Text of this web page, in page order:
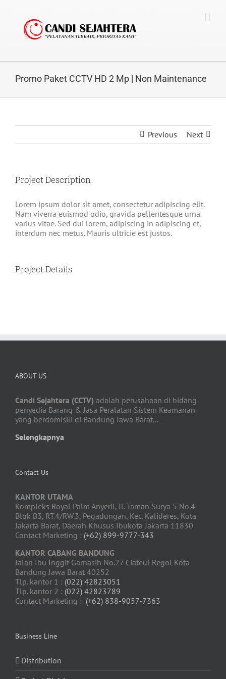
content
Promo Paket CCTV HD 2 Mp | Non Maintenance
Previous Next
Project Description
Lorem ipsum dolor sit amet, consectetur adipiscing elit.
Nam viverra euismod odio, gravida pellentesque urna
varius vitae. Sed dui lorem, adipiscing in adipiscing et,
interdum nec metus. Mauris ultricie est justos.
Project Details
ABOUT US
Candi Sejahtera (CCTV) adalah perusahaan di bidang
penyedia Barang & Jasa Peralatan Sistem Keamanan
yang berdomisili di Bandung Jawa Barat...
Selengkapnya
Contact Us
KANTOR UTAMA
Kompleks Royal Palm Anyeril, Jl. Taman Surya 5 No.4
Blok B3, RT.4/RW.3, Pegadungan, Kec. Kalideres, Kota
Jakarta Barat, Daerah Khusus Ibukota Jakarta 11830
Contact Marketing : (+62) 899-9777-343
KANTOR CABANG BANDUNG
Jalan Ibu Inggit Garnasih No.27 Ciateul Regol Kota
Bandung Jawa Barat 40252
Tlp. kantor 1 : (022) 42823051
Tlp. kantor 2 : (022) 42823789
Contact Marketing : (+62) 838-9057-7363
Business Line
Distribution